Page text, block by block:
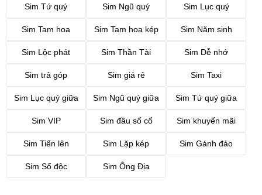
Sim Tứ quý Sim Ngũ quý Sim Lục quý
Sim Tam hoa Sim Tam hoa kép Sim Năm sinh
Sim Lộc phát Sim Thần Tài Sim Dễ nhớ
Sim trả góp Sim giá rẻ Sim Taxi
Sim Lục quý giữa Sim Ngũ quý giữa Sim Tứ quý giữa
Sim VIP Sim đầu số cổ Sim khuyến mãi
Sim Tiến lên Sim Lặp kép Sim Gánh đảo
Sim Số độc Sim Ông Địa